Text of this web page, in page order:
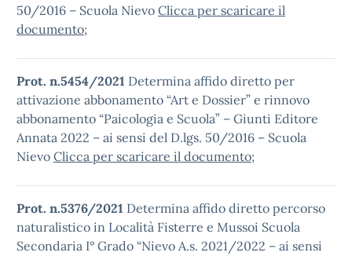
50/2016 – Scuola Nievo Clicca per scaricare il
documento;
Prot. n.5454/2021 Determina affido diretto per
attivazione abbonamento “Art e Dossier” e rinnovo
abbonamento “Paicologia e Scuola” – Giunti Editore
Annata 2022 – ai sensi del D.lgs. 50/2016 – Scuola
Nievo Clicca per scaricare il documento;
Prot. n.5376/2021 Determina affido diretto percorso
naturalistico in Località Fisterre e Mussoi Scuola
Secondaria I° Grado “Nievo A.s. 2021/2022 – ai sensi